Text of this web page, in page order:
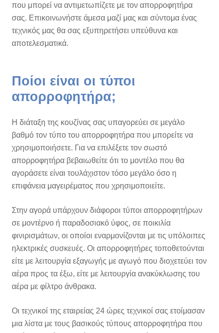
που μπορεί να αντιμετωπίζετε με τον απορροφητήρα
σας. Επικοινωνήστε άμεσα μαζί μας και σύντομα ένας
τεχνικός μας θα σας εξυπηρετήσει υπεύθυνα και
αποτελεσματικά.
Ποίοι είναι οι τύποι
απορροφητήρα;
Η διάταξη της κουζίνας σας υπαγορεύει σε μεγάλο
βαθμό τον τύπο του απορροφητήρα που μπορείτε να
χρησιμοποιήσετε. Για να επιλέξετε τον σωστό
απορροφητήρα βεβαιωθείτε ότι το μοντέλο που θα
αγοράσετε είναι τουλάχιστον τόσο μεγάλο όσο η
επιφάνεια μαγειρέματος που χρησιμοποιείτε.
Στην αγορά υπάρχουν διάφοροι τύποι απορροφητήρων
σε μοντέρνο ή παραδοσιακό ύφος, σε ποικιλία
φινιρισμάτων, οι οποίοι εναρμονίζονται με τις υπόλοιπες
ηλεκτρικές συσκευές. Οι απορροφητήρες τοποθετούνται
είτε με λειτουργία εξαγωγής με αγωγό που διοχετεύει τον
αέρα προς τα έξω, είτε με λειτουργία ανακύκλωσης του
αέρα με φίλτρο άνθρακα.
Οι τεχνικοί της εταιρείας 24 ώρες τεχνικοί σας ετοίμασαν
μια λίστα με τους βασικούς τύπους απορροφητήρα που